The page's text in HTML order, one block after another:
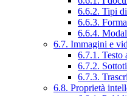
6.6.2. Tipi
6.6.3.
6.6.4.
6.7. Immagini e
6.7.1. Testo
6.7.2.
6.7.3.
6.8. Proprietà